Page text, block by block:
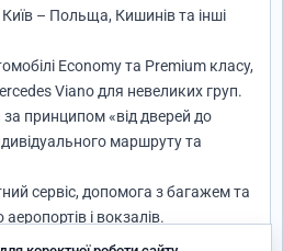
– Польща, Кишинів та інші
Economy та Premium класу,
Viano для невеликих груп.
за принципом «від дверей до
маршруту та
сервіс, допомога з багажем та
і вокзалів.
трансфери для комфортних